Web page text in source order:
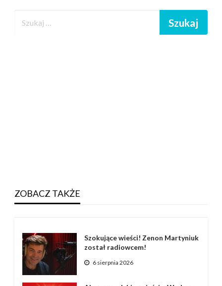
ZOBACZ TAKŻE
Szokujące wieści! Zenon Martyniuk
został radiowcem!
6 sierpnia 2026